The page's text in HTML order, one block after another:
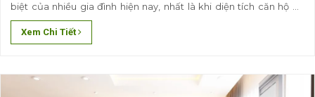
biệt của nhiều gia đình hiện nay, nhất là khi diện tích căn hộ đa
phần không lớn. Điều đó khiến các gia đình luôn quan tâm làm
thế nào để có thể bố trí,..
Xem Chi Tiết